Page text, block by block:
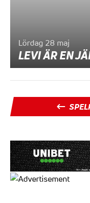
Lördag 28 maj
LEVI ÄR EN